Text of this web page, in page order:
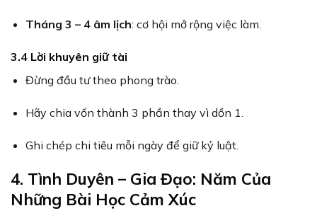
Tháng 3 – 4 âm lịch: cơ hội mở rộng việc làm.
3.4 Lời khuyên giữ tài
Đừng đầu tư theo phong trào.
Hãy chia vốn thành 3 phần thay vì dồn 1.
Ghi chép chi tiêu mỗi ngày để giữ kỷ luật.
4. Tình Duyên – Gia Đạo: Năm Của
Những Bài Học Cảm Xúc